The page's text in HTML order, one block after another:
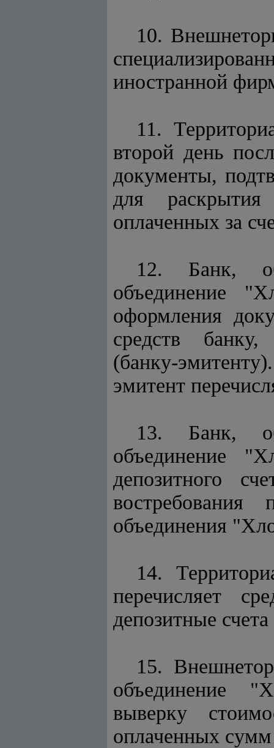
10.
иностранной
11.
второй день
документы,
для
оплаченных за
12. Банк,
объединение
оформления
средств
(банку-
эмитент
13. Банк,
объединение
депозитного
востребования
объединения
14.
перечисляет
депозитные
15.
объединение
выверку
оплаченных сумм